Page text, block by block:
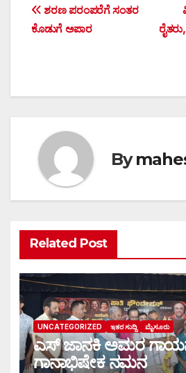
Post
ಶರಣ ಪರಂಪರೆಗೆ ಸಂತರ
ಕೊಡುಗೆ ಅಪಾರ
By
Related Post
UNCATEGORIZED ಇತರ ಸುದ್ದಿ ಮೈಸೂರು
ಎಸ್ ಜಾನಕಿ ಅಮರ
ಗಾನಾಭಿಷೇಕ ನಮನ